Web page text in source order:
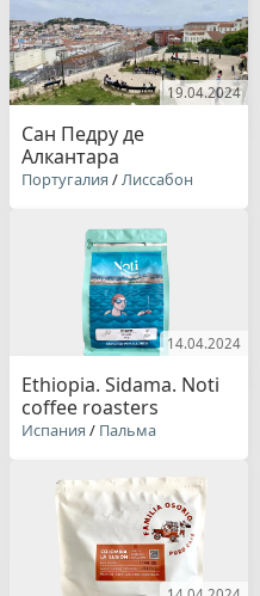
19.04.2024
Сан Педру де
Алкантара
Португалия /Лиссабон
14.04.2024
Ethiopia. Sidama. Noti
coffee roasters
Испания / Пальма